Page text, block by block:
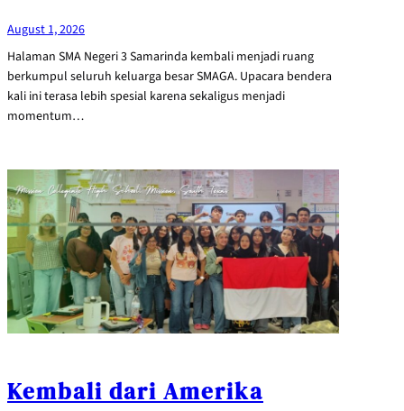
August 1, 2026
Halaman SMA Negeri 3 Samarinda kembali menjadi ruang
berkumpul seluruh keluarga besar SMAGA. Upacara bendera
kali ini terasa lebih spesial karena sekaligus menjadi
momentum…
Kembali dari Amerika